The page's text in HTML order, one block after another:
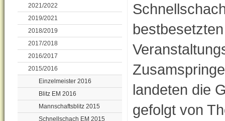
2021/2022
2019/2021
2018/2019
2017/2018
2016/2017
2015/2016
Einzelmeister 2016
Blitz EM 2016
Mannschaftsblitz 2015
Schnellschach EM 2015
landeten die
gefolgt von